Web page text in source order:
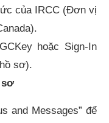
của IRCC (Đơn vị
hoặc Sign-In
sơ).
sơ
and Messages” để